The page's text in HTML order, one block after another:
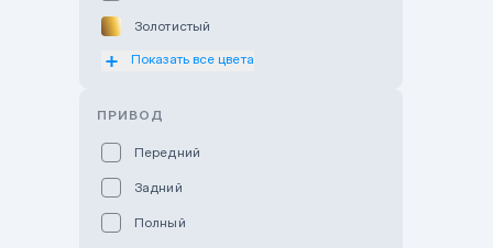
Золотистый
Оранжевый
Показать все цвета
ПРИВОД
Передний
Задний
Полный